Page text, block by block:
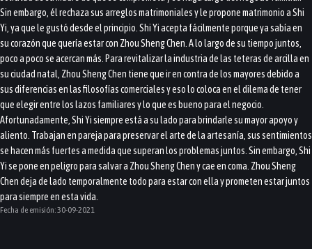
Sin embargo, él rechaza sus arreglos matrimoniales y le propone matrimonio a Shi
Yi, ya que le gustó desde el principio. Shi Yi acepta fácilmente porque ya sabía en
su corazón que quería estar con Zhou Sheng Chen. A lo largo de su tiempo juntos,
poco a poco se acercan más. Para revitalizar la industria de las teteras de arcilla en
su ciudad natal, Zhou Sheng Chen tiene que ir en contra de los mayores debido a
sus diferencias en las filosofías comerciales y eso lo coloca en el dilema de tener
que elegir entre los lazos familiares y lo que es bueno para el negocio.
Afortunadamente, Shi Yi siempre está a su lado para brindarle su mayor apoyo y
aliento. Trabajan en pareja para preservar el arte de la artesanía, sus sentimientos
se hacen más fuertes a medida que superan los problemas juntos. Sin embargo, Shi
Yi se pone en peligro para salvar a Zhou Sheng Chen y cae en coma. Zhou Sheng
Chen deja de lado temporalmente todo para estar con ella y prometen estar juntos
para siempre en esta vida.
Fecha de emisión:30-09-2021